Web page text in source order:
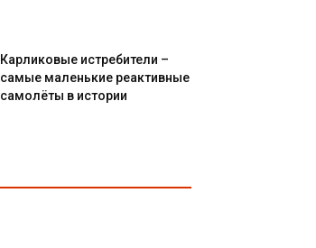
Карликовые истребители –
самые маленькие реактивные
самолёты в истории